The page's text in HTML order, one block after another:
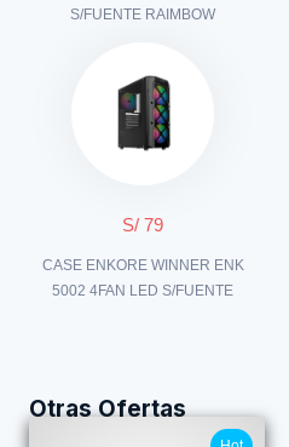
S/FUENTE RAIMBOW
S/ 79
CASE ENKORE WINNER ENK
5002 4FAN LED S/FUENTE
Otras Ofertas